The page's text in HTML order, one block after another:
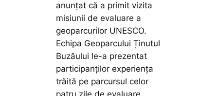
anunțat că a primit vizita
misiunii de evaluare a
geoparcurilor UNESCO.
Echipa Geoparcului Ținutul
Buzăului le-a prezentat
participanților experiența
trăită pe parcursul celor